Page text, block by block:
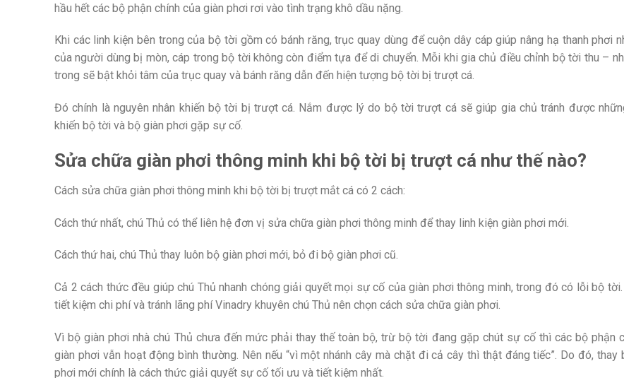
hầu hết các bộ phận chính của giàn phơi rơi vào tình trạng khô dầu nặng.
Khi các linh kiện bên trong của bộ tời gồm có bánh răng, trục quay dùng để cuộn dây cáp giúp nâng hạ thanh phơi
của người dùng bị mòn, cáp trong bộ tời không còn điểm tựa để di chuyển. Mỗi khi gia chủ điều chỉnh bộ tời thu –
trong sẽ bật khỏi tâm của trục quay và bánh răng dẫn đến hiện tượng bộ tời bị trượt cá.
Đó chính là nguyên nhân khiến bộ tời bị trượt cá. Nắm được lý do bộ tời trượt cá sẽ giúp gia chủ tránh được
khiến bộ tời và bộ giàn phơi gặp sự cố.
Sửa chữa giàn phơi thông minh khi bộ tời bị trượt cá như thế nào?
Cách sửa chữa giàn phơi thông minh khi bộ tời bị trượt mắt cá có 2 cách:
Cách thứ nhất, chú Thủ có thể liên hệ đơn vị sửa chữa giàn phơi thông minh để thay linh kiện giàn phơi mới.
Cách thứ hai, chú Thủ thay luôn bộ giàn phơi mới, bỏ đi bộ giàn phơi cũ.
Cả 2 cách thức đều giúp chú Thủ nhanh chóng giải quyết mọi sự cố của giàn phơi thông minh, trong đó có lỗi bộ
tiết kiệm chi phí và tránh lãng phí Vinadry khuyên chú Thủ nên chọn cách sửa chữa giàn phơi.
Vì bộ giàn phơi nhà chú Thủ chưa đến mức phải thay thế toàn bộ, trừ bộ tời đang gặp chút sự cố thì các bộ phận
giàn phơi vẫn hoạt động bình thường. Nên nếu “vì một nhánh cây mà chặt đi cả cây thì thật đáng tiếc”. Do đó, thay
phơi mới chính là cách thức giải quyết sự cố tối ưu và tiết kiệm nhất.